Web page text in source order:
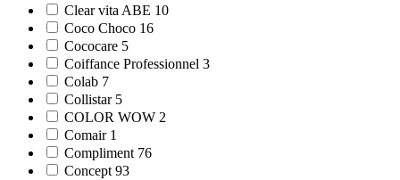
Clear vita ABE 10
Coco Choco 16
Cococare 5
Coiffance Professionnel 3
Colab 7
Collistar 5
COLOR WOW 2
Comair 1
Compliment 76
Concept 93